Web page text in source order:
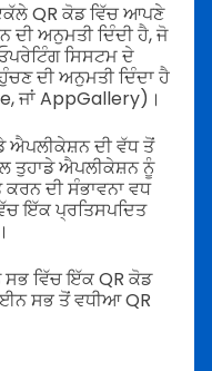
QR ਕੋਡ ਵਿੱਚ ਆਪਣੇ
ਅਨੁਮਤੀ ਦਿੰਦੀ ਹੈ, ਜੋ
ਸਿਸਟਮ ਦੇ
ਦੀ ਅਨੁਮਤੀ ਦਿੰਦਾ ਹੈ
ਜਾਂ AppGallery)।
ਐਪਲੀਕੇਸ਼ਨ ਦੀ ਵੱਧ ਤੋਂ
ਤੁਹਾਡੇ ਐਪਲੀਕੇਸ਼ਨ ਨੂੰ
ਦੀ ਸੰਭਾਵਨਾ ਵਧ
ਇੱਕ ਪ੍ਰਤਿਸਪਦਿਤ
ਵਿੱਚ ਇੱਕ QR ਕੋਡ
ਸਭ ਤੋਂ ਵਧੀਆ QR